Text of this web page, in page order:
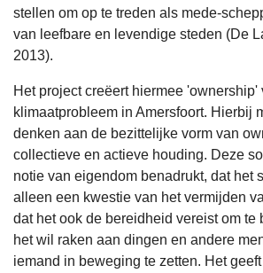
stellen om op te treden als mede-
van leefbare en levendige steden (De
2013).
Het project creëert hiermee 'ownership'
klimaatprobleem in Amersfoort. Hierbij
denken aan de bezittelijke vorm van
collectieve en actieve houding. Deze
notie van eigendom benadrukt, dat het
alleen een kwestie van het vermijden
dat het ook de bereidheid vereist om te
het wil raken aan dingen en andere
iemand in beweging te zetten. Het